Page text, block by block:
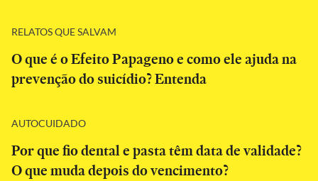
RELATOS QUE SALVAM
O que é o Efeito Papageno e como ele ajuda na
prevenção do suicídio? Entenda
AUTOCUIDADO
Por que fio dental e pasta têm data de validade?
O que muda depois do vencimento?